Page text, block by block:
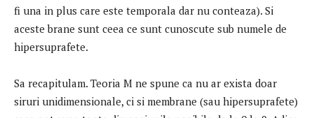
fi una in plus care este temporala dar nu conteaza). Si
aceste brane sunt ceea ce sunt cunoscute sub numele de
hipersuprafete.
Sa recapitulam. Teoria M ne spune ca nu ar exista doar
siruri unidimensionale, ci si membrane (sau hipersuprafete)